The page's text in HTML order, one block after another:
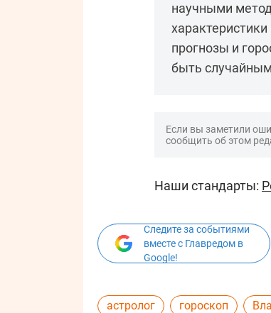
научными
прогнозы и
быть
Если вы заметили
сообщить об этом
Наши стандарты:
Следите за событиями
вместе с Главредом в
Google!
астролог гороскоп